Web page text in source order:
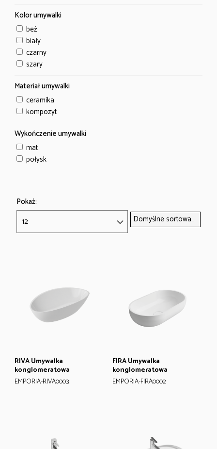
Kolor umywalki
beż
biały
czarny
szary
Materiał umywalki
ceramika
kompozyt
Wykończenie umywalki
mat
połysk
Pokaż:
RIVA Umywalka
konglomeratowa
EMPORIA-RIVA0003
FIRA Umywalka
konglomeratowa
EMPORIA-FIRA0002